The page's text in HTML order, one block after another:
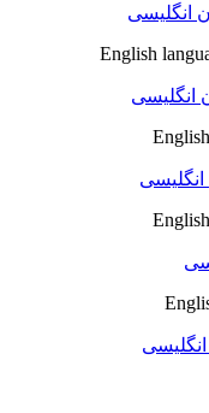
انگلیسی
English
انگلیسی